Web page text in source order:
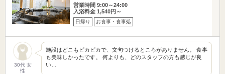
営業時間 9:00～24:00
入浴料金 1,540円～
日帰り お食事・食事処
30代 女
性
施設はどこもピカピカで、文句つけるところがありません。 食事
も美味しかったです。 何よりも、どのスタッフの方も感じが良
い…